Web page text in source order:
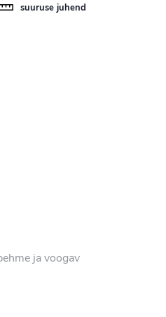
suuruse juhend
ja voogav